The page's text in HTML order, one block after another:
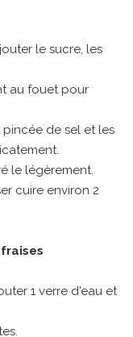
le sucre, les
au fouet pour
de sel et les
le légèrement.
cuire environ 2
1 verre d'eau et